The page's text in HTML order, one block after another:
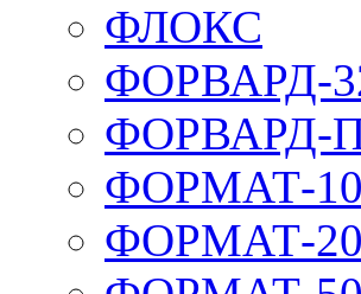
ФЛОКС
ФОРВАРД-
ФОРВАРД-
ФОРМАТ-
ФОРМАТ-